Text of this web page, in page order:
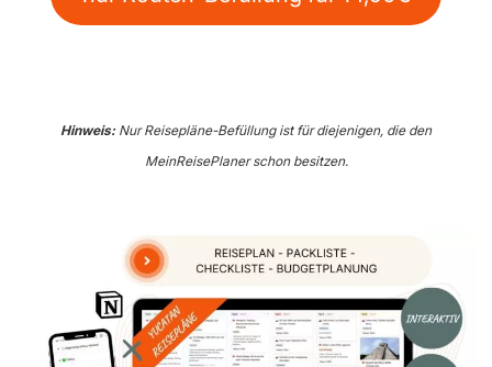
Hinweis:Nur Reisepläne-Befüllung ist für diejenigen, die den
MeinReisePlaner schon besitzen.